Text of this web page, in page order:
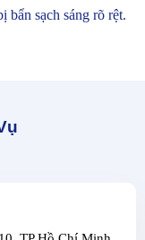
bẩn sạch sáng rõ rệt.